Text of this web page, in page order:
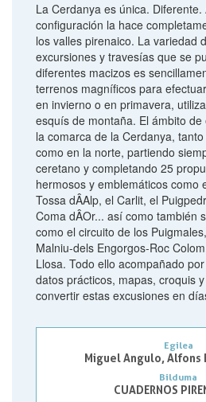
La Cerdanya es única.
configuración la hace
los valles pirenaico. La variedad
excursiones y travesías que se
diferentes macizos es
terrenos magníficos para
en invierno o en primavera,
esquís de montaña. El ámbito
la comarca de la Cerdanya,
como en la norte, partiendo
ceretano y completando 25
hermosos y emblemáticos como
Tossa dÂAlp, el Carlit, el
Coma dÂOr... así como también
como el circuito de los
Malniu-dels Engorgos-Roc
Llosa. Todo ello acompañado
datos prácticos, mapas, croquis
convertir estas excusiones en
Egilea
Miguel Angulo, Alfons
Bilduma
CUADERNOS